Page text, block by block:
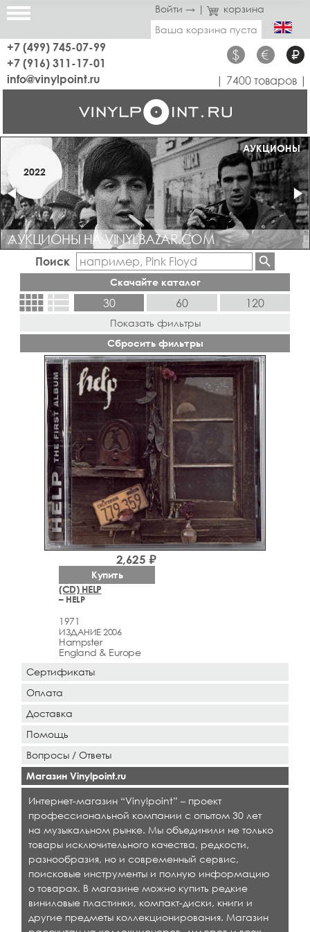
Войти → |
корзина
Ваша корзина пуста
+7 (499) 745-07-99
+7 (916) 311-17-01
$ € ₽
info@vinylpoint.ru | 7400 товаров |
МАГАЗИН ОТКРЫТ
МАРТ
2019
АУКЦИОНЫ
2022
АУКЦИОНЫ НА VINYLBAZAR.COM
Поиск
Скачайте каталог
view_comfyview_list 30 60 120
Показать фильтры
Сбросить фильтры
(CD) HELP
– HELP
1971
ИЗДАНИЕ 2006
Hampster
England & Europe
2,625 ₽
Купить
Сертификаты
Оплата
Доставка
Помощь
Вопросы / Ответы
Магазин Vinylpoint.ru
Интернет-магазин “Vinylpoint” – проект
профессиональной компании с опытом 30 лет
на музыкальном рынке. Мы объединили не только
товары исключительного качества, редкости,
разнообразия, но и современный сервис,
поисковые инструменты и полную информацию
о товарах. В магазине можно купить редкие
виниловые пластинки, компакт-диски, книги и
другие предметы коллекционирования. Магазин